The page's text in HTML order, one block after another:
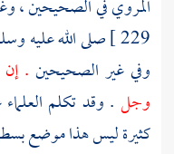
المروي في الصحيحين ،
229 ] صلى الله عليه
وفي غير الصحيحين .
وجل . وقد تكلم
كثيرة ليس هذا موضع